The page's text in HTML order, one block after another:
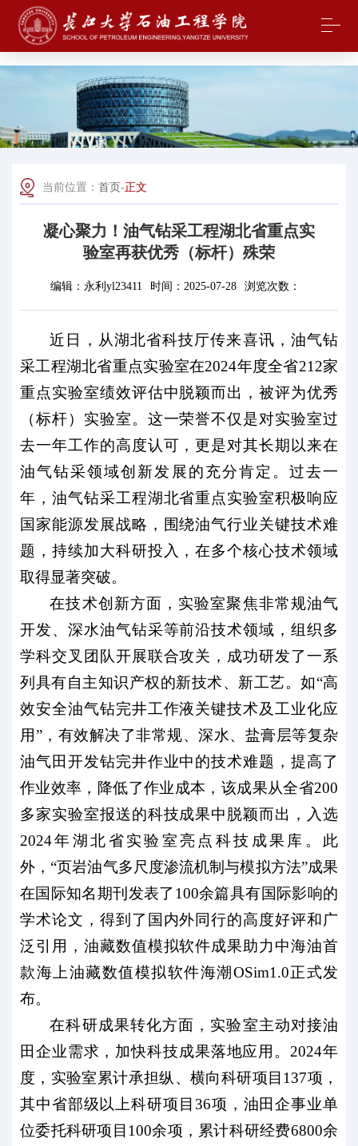
当前位置： 首页-正文
凝心聚力！油气钻采工程湖北省重点实
验室再获优秀（标杆）殊荣
编辑： 永利yl23411 时间： 2025-07-28 浏览次数：
近日，从湖北省科技厅传来喜讯，油气钻
采工程湖北省重点实验室在2024年度全省212家
重点实验室绩效评估中脱颖而出，被评为优秀
（标杆）实验室。这一荣誉不仅是对实验室过
去一年工作的高度认可，更是对其长期以来在
油气钻采领域创新发展的充分肯定。过去一
年，油气钻采工程湖北省重点实验室积极响应
国家能源发展战略，围绕油气行业关键技术难
题，持续加大科研投入，在多个核心技术领域
取得显著突破。
在技术创新方面，实验室聚焦非常规油气
开发、深水油气钻采等前沿技术领域，组织多
学科交叉团队开展联合攻关，成功研发了一系
列具有自主知识产权的新技术、新工艺。如“高
效安全油气钻完井工作液关键技术及工业化应
用”，有效解决了非常规、深水、盐膏层等复杂
油气田开发钻完井作业中的技术难题，提高了
作业效率，降低了作业成本，该成果从全省200
多家实验室报送的科技成果中脱颖而出，入选
2024年湖北省实验室亮点科技成果库。此
外，“页岩油气多尺度渗流机制与模拟方法”成果
在国际知名期刊发表了100余篇具有国际影响的
学术论文，得到了国内外同行的高度好评和广
泛引用，油藏数值模拟软件成果助力中海油首
款海上油藏数值模拟软件海潮OSim1.0正式发
布。
在科研成果转化方面，实验室主动对接油
田企业需求，加快科技成果落地应用。2024年
度，实验室累计承担纵、横向科研项目137项，
其中省部级以上科研项目36项，油田企事业单
位委托科研项目100余项，累计科研经费6800余